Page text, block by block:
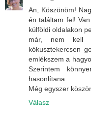
An, Köszönöm!
én találtam fel!
külföldi oldalakon
már, nem kell
kókusztekercsen
emlékszem a
Szerintem
hasonlítana.
Még egyszer
Válasz